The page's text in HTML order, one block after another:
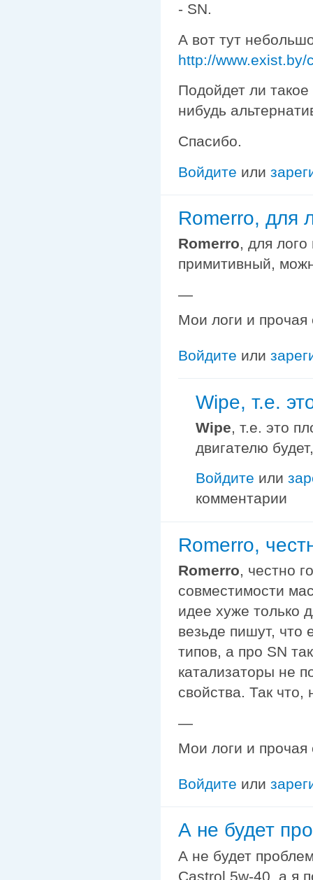
- SN.
А вот тут
http://
Подойдет ли
нибудь
Спасибо.
Войдите или
Romerro, для
Romerro, для
примитивный,
—
Мои логи и
Войдите или
Wipe, т.е.
Wipe, т.е. это
двигателю
Войдите или
комментарии
Romerro,
Romerro, честно
совместимости
идее хуже только
везьде пишут, что
типов, а про SN
катализаторы не
свойства. Так
—
Мои логи и
Войдите или
А не будет
А не будет
Castrol 5w-40, а я